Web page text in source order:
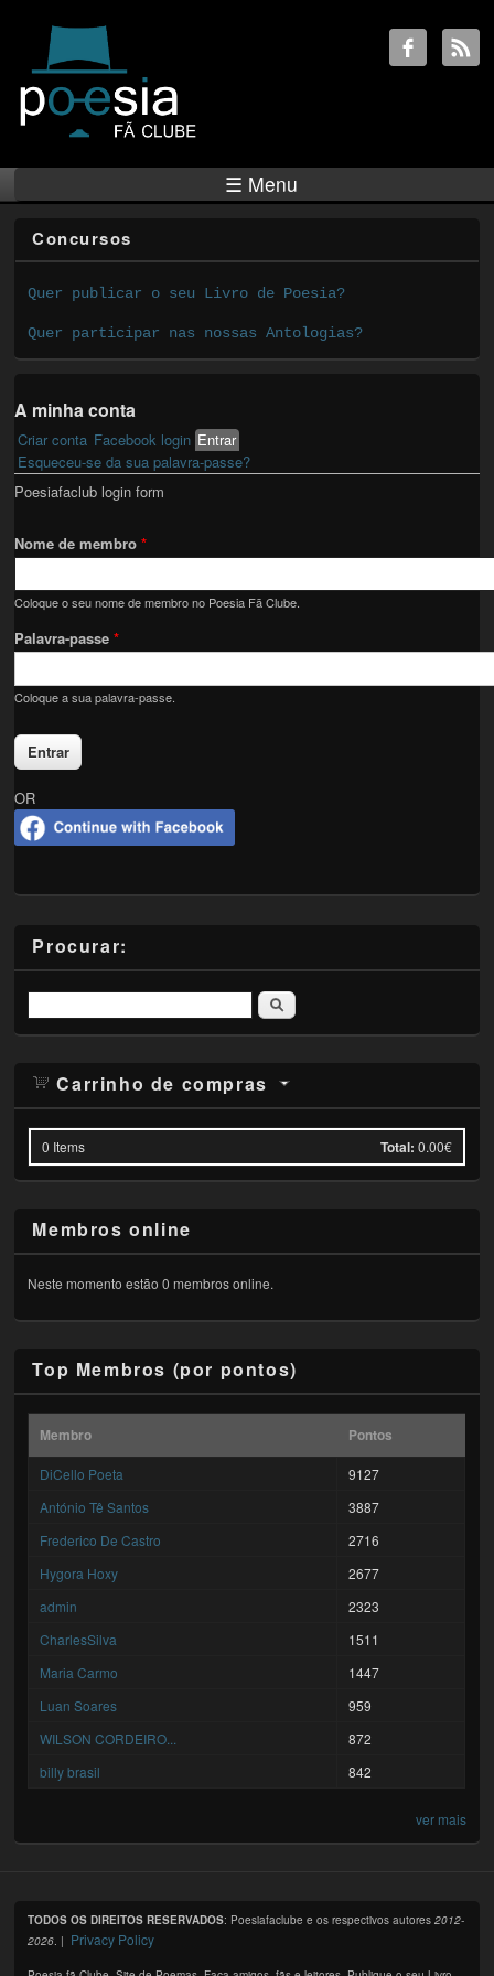
☰ Menu
Concursos
Quer publicar o seu Livro de Poesia?
Quer participar nas nossas Antologias?
A minha conta
Primary tabs
Criar conta Facebook login Entrar(active tab)
Esqueceu-se da sua palavra-passe?
Poesiafaclub login form
Nome de membro*
Coloque o seu nome de membro no Poesia Fã Clube.
Palavra-passe*
Coloque a sua palavra-passe.
OR
Procurar:
Pesquisar
Carrinho de compras
0 Items Total: 0.00€
Membros online
Neste momento estão 0 membros online.
Top Membros (por pontos)
Membro Pontos
DiCello Poeta
9127
António Tê Santos
3887
Frederico De Castro
2716
Hygora Hoxy
2677
admin
2323
CharlesSilva
1511
Maria Carmo
1447
Luan Soares
959
WILSON CORDEIRO...
872
billy brasil
842
ver mais
TODOS OS DIREITOS RESERVADOS: Poesiafaclube e os respectivos autores2012-
2026 . | Privacy Policy